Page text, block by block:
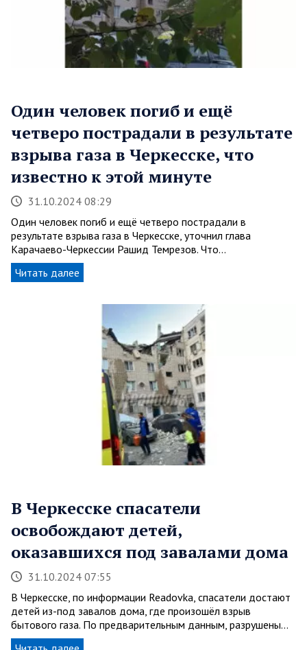
Один человек погиб и ещё
четверо пострадали в результате
взрыва газа в Черкесске, что
известно к этой минуте
31.10.2024 08:29
Один человек погиб и ещё четверо пострадали в
результате взрыва газа в Черкесске, уточнил глава
Карачаево-Черкессии Рашид Темрезов. Что…
Читать далее
В Черкесске спасатели
освобождают детей,
оказавшихся под завалами дома
31.10.2024 07:55
В Черкесске, по информации Readovka, спасатели достают
детей из-под завалов дома, где произошёл взрыв
бытового газа. По предварительным данным, разрушены…